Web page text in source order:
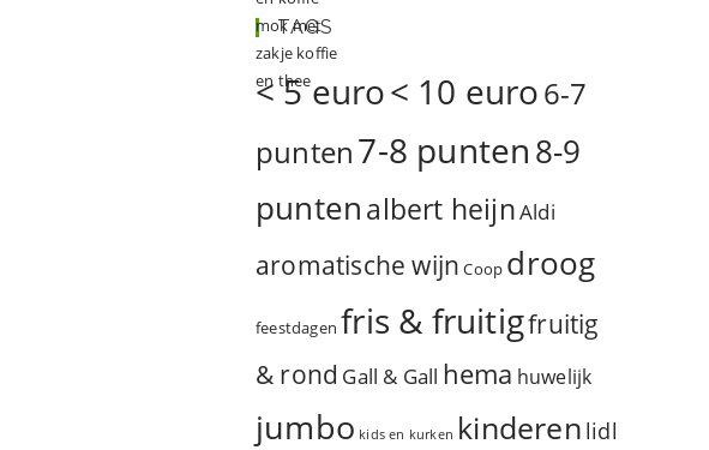
TAGS
< 5 euro< 10 euro6-7
punten7-8 punten8-9
puntenalbert heijnAldi
aromatische wijn Coop droog
feestdagen fris & fruitigfruitig
& rond Gall & Gall hema huwelijk
jumbo kids en kurken kinderen lidl